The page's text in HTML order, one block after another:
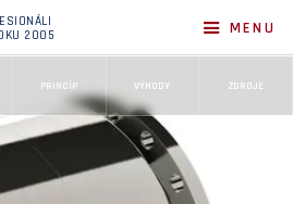
2005
MENU
PRINCÍP VÝHODY ZDROJE